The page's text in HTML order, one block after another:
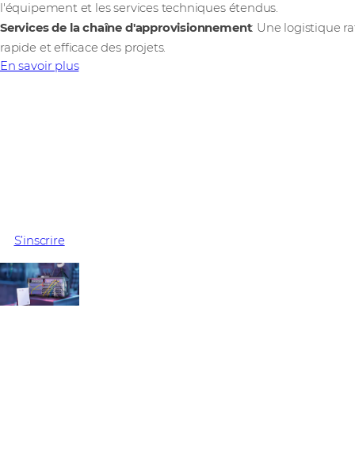
l'équipement et les services techniques étendus.
Services de la chaîne d'approvisionnement: Une logistique
rapide et efficace des projets.
En savoir plus
S’inscrire